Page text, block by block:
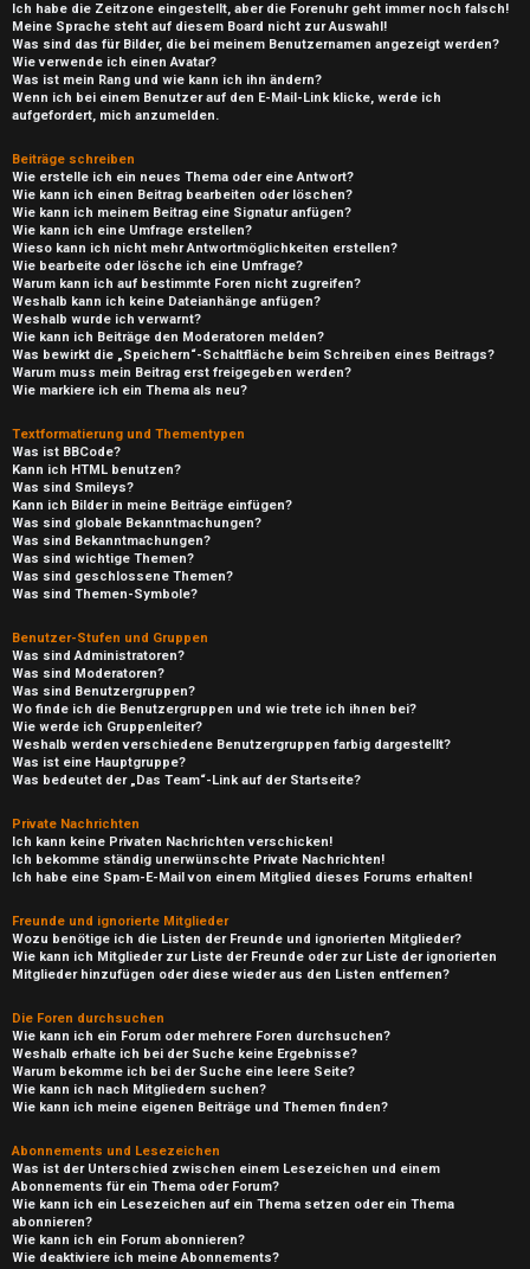
Ich habe die Zeitzone eingestellt, aber die Forenuhr geht immer noch falsch!
Meine Sprache steht auf diesem Board nicht zur Auswahl!
Was sind das für Bilder, die bei meinem Benutzernamen angezeigt werden?
Wie verwende ich einen Avatar?
Was ist mein Rang und wie kann ich ihn ändern?
Wenn ich bei einem Benutzer auf den E-Mail-Link klicke, werde ich
aufgefordert, mich anzumelden.
Beiträge schreiben
Wie erstelle ich ein neues Thema oder eine Antwort?
Wie kann ich einen Beitrag bearbeiten oder löschen?
Wie kann ich meinem Beitrag eine Signatur anfügen?
Wie kann ich eine Umfrage erstellen?
Wieso kann ich nicht mehr Antwortmöglichkeiten erstellen?
Wie bearbeite oder lösche ich eine Umfrage?
Warum kann ich auf bestimmte Foren nicht zugreifen?
Weshalb kann ich keine Dateianhänge anfügen?
Weshalb wurde ich verwarnt?
Wie kann ich Beiträge den Moderatoren melden?
Was bewirkt die „Speichern“-Schaltfläche beim Schreiben eines Beitrags?
Warum muss mein Beitrag erst freigegeben werden?
Wie markiere ich ein Thema als neu?
Textformatierung und Thementypen
Was ist BBCode?
Kann ich HTML benutzen?
Was sind Smileys?
Kann ich Bilder in meine Beiträge einfügen?
Was sind globale Bekanntmachungen?
Was sind Bekanntmachungen?
Was sind wichtige Themen?
Was sind geschlossene Themen?
Was sind Themen-Symbole?
Benutzer-Stufen und Gruppen
Was sind Administratoren?
Was sind Moderatoren?
Was sind Benutzergruppen?
Wo finde ich die Benutzergruppen und wie trete ich ihnen bei?
Wie werde ich Gruppenleiter?
Weshalb werden verschiedene Benutzergruppen farbig dargestellt?
Was ist eine Hauptgruppe?
Was bedeutet der „Das Team“-Link auf der Startseite?
Private Nachrichten
Ich kann keine Privaten Nachrichten verschicken!
Ich bekomme ständig unerwünschte Private Nachrichten!
Ich habe eine Spam-E-Mail von einem Mitglied dieses Forums erhalten!
Freunde und ignorierte Mitglieder
Wozu benötige ich die Listen der Freunde und ignorierten Mitglieder?
Wie kann ich Mitglieder zur Liste der Freunde oder zur Liste der ignorierten
Mitglieder hinzufügen oder diese wieder aus den Listen entfernen?
Die Foren durchsuchen
Wie kann ich ein Forum oder mehrere Foren durchsuchen?
Weshalb erhalte ich bei der Suche keine Ergebnisse?
Warum bekomme ich bei der Suche eine leere Seite?
Wie kann ich nach Mitgliedern suchen?
Wie kann ich meine eigenen Beiträge und Themen finden?
Abonnements und Lesezeichen
Was ist der Unterschied zwischen einem Lesezeichen und einem
Abonnements für ein Thema oder Forum?
Wie kann ich ein Lesezeichen auf ein Thema setzen oder ein Thema
abonnieren?
Wie kann ich ein Forum abonnieren?
Wie deaktiviere ich meine Abonnements?